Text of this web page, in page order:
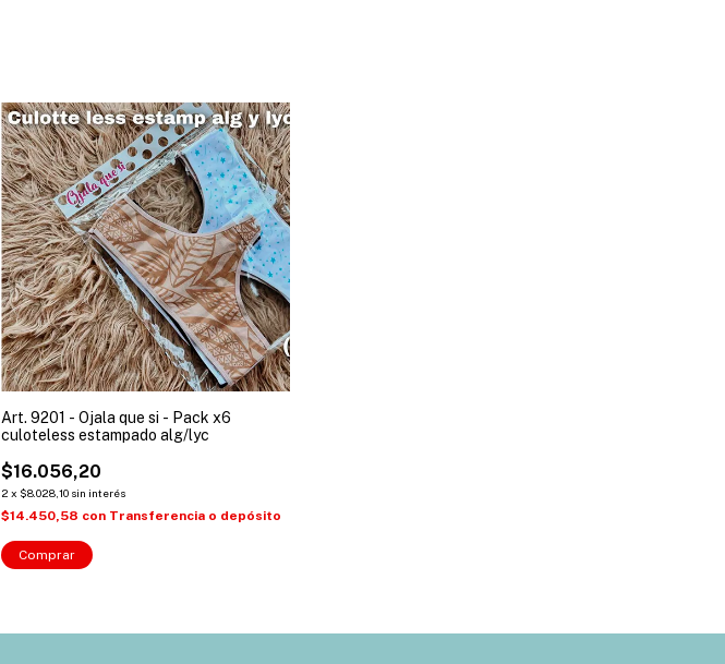
Art. 9201 - Ojala que si - Pack x6
culoteless estampado alg/lyc
$16.056,20
2 x $8.028,10 sin interés
$14.450,58 con Transferencia o depósito
Comprar